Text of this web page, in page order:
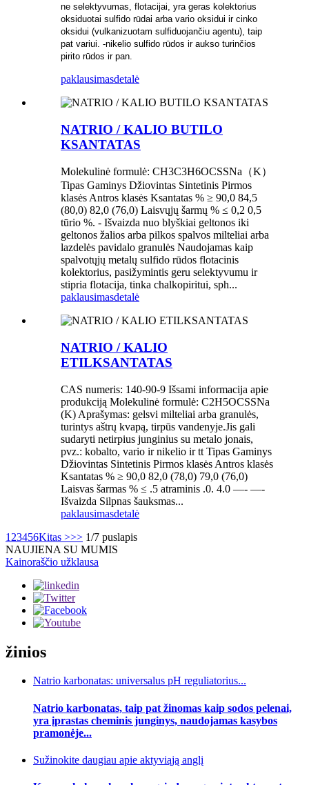
ne selektyvumas, flotacijai, yra geras kolektorius
oksiduotai sulfido rūdai arba vario oksidui ir cinko
oksidui (vulkanizuotam sulfiduojančiu agentu), taip
pat variui. -nikelio sulfido rūdos ir aukso turinčios
pirito rūdos ir pan.
paklausimasdetalė
NATRIO / KALIO BUTILO
KSANTATAS
Molekulinė formulė: CH3C3H6OCSSNa（K）
Tipas Gaminys Džiovintas Sintetinis Pirmos
klasės Antros klasės Ksantatas % ≥ 90,0 84,5
(80,0) 82,0 (76,0) Laisvųjų šarmų % ≤ 0,2 0,5
tūrio %. - Išvaizda nuo blyškiai geltonos iki
geltonos žalios arba pilkos spalvos milteliai arba
lazdelės pavidalo granulės Naudojamas kaip
spalvotųjų metalų sulfido rūdos flotacinis
kolektorius, pasižymintis geru selektyvumu ir
stipria flotacija, tinka chalkopiritui, sph...
paklausimasdetalė
NATRIO / KALIO
ETILKSANTATAS
CAS numeris: 140-90-9 Išsami informacija apie
produkciją Molekulinė formulė: C2H5OCSSNa
(K) Aprašymas: gelsvi milteliai arba granulės,
turintys aštrų kvapą, tirpūs vandenyje.Jis gali
sudaryti netirpius junginius su metalo jonais,
pvz.: kobalto, vario ir nikelio ir tt Tipas Gaminys
Džiovintas Sintetinis Pirmos klasės Antros klasės
Ksantatas % ≥ 90,0 82,0 (78,0) 79,0 (76,0)
Laisvas šarmas % ≤ .5 atraminis .0. 4.0 —- —-
Išvaizda Silpnas šauksmas...
paklausimasdetalė
1 23456Kitas >>> 1/7 puslapis
NAUJIENA SU MUMIS
Kainoraščio užklausa
žinios
Natrio karbonatas: universalus pH reguliatorius...
Natrio karbonatas, taip pat žinomas kaip sodos pelenai,
yra įprastas cheminis junginys, naudojamas kasybos
pramonėje...
Sužinokite daugiau apie aktyviąją anglį